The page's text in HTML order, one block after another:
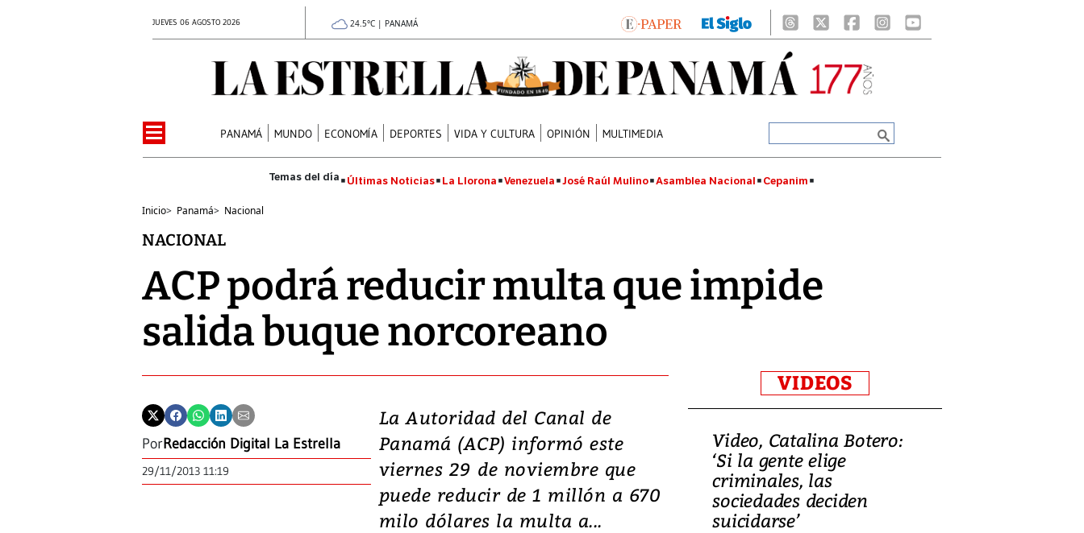
JUEVES 06 AGOSTO 2026 24.5°C | PANAMÁ
PANAMÁ MUNDO ECONOMÍA DEPORTES VIDA Y CULTURA OPINIÓN MULTIMEDIA
Últimas Noticias La Llorona Venezuela José Raúl Mulino Asamblea Nacional Cepanim
Inicio> Panamá> Nacional
NACIONAL
ACP podrá reducir multa que impide
salida buque norcoreano
PorRedacción Digital La Estrella
29/11/2013 11:19
La Autoridad del Canal de
Panamá (ACP) informó este
viernes 29 de noviembre que
puede reducir de 1 millón a 670
milo dólares la multa a...
VIDEOS
Video, Japón: Terremoto
deja heridos y graves
daños en Kumamoto
Video, Catalina Botero:
‘Si la gente elige
criminales, las
sociedades deciden
suicidarse’